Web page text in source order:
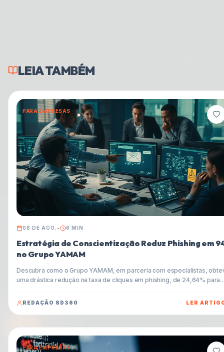
LEIA TAMBÉM
PARA EMPRESAS
08 DE AGO. • 6 MIN
Estratégia de Conscientização Reduz Phishing em
no Grupo YAMAM
Descubra como o Grupo YAMAM, em parceria com especialistas,
uma drástica redução na taxa de cliques em phishing, de 24,64% para
contínua, o cenário brasileiro de cibersegurança e oferece dicas
REDAÇÃO SD360 LER
PARA EMPRESAS